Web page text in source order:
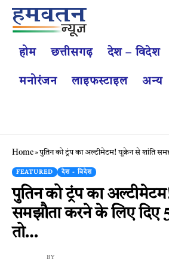
होम छत्तीसगढ़ देश – विदेश
मनोरंजन लाइफस्टाइल अन्य
Home»पुतिन को ट्रंप का अल्टीमेटम! यूक्रेन से शांति समझौता
FEATURED देश - विदेश
पुतिन को ट्रंप का
समझौता करने के लिए दिए
तो…
BY